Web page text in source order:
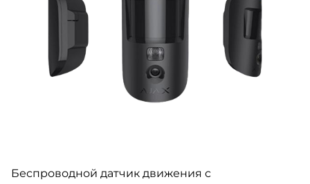
Беспроводной датчик движения c